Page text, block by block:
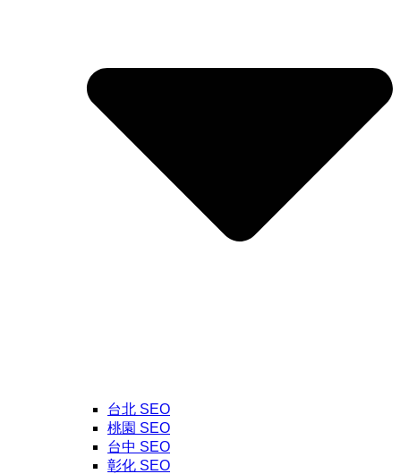
台北 SEO
桃園 SEO
台中 SEO
彰化 SEO